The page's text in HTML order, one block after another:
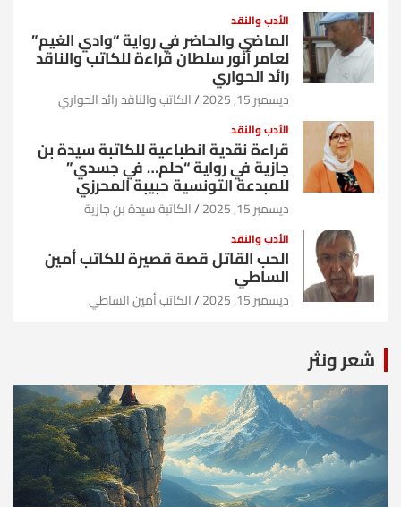
الأدب والنقد
الماضي والحاضر في رواية “وادي الغيم”
لعامر أنور سلطان قراءة للكاتب والناقد
رائد الحواري
ديسمبر 15, 2025 الكاتب والناقد رائد الحواري
الأدب والنقد
قراءة نقدية انطباعية للكاتبة سيدة بن
جازية في رواية “حلم… في جسدي”
للمبدعة التونسية حبيبة المحرزي
ديسمبر 15, 2025 الكاتبة سيدة بن جازية
الأدب والنقد
الحب القاتل قصة قصيرة للكاتب أمين
الساطي
ديسمبر 15, 2025 الكاتب أمين الساطي
شعر ونثر